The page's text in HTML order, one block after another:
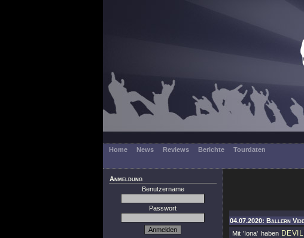
Home News Reviews Berichte
Tourdaten
Anmeldung
Benutzername
Passwort
04.07.2020: Ballern
Mit 'Iona' haben